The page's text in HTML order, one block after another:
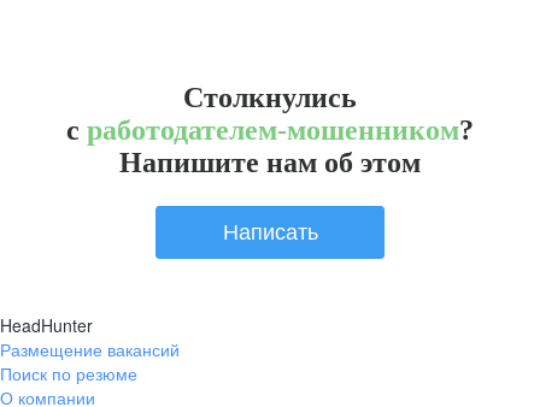
Столкнулись
с работодателем-мошенником?
Напишите нам об этом
Написать
HeadHunter
Размещение вакансий
Поиск по резюме
О компании